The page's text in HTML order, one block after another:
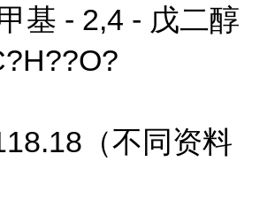
基 - 2,4 - 戊二醇
（不同资料